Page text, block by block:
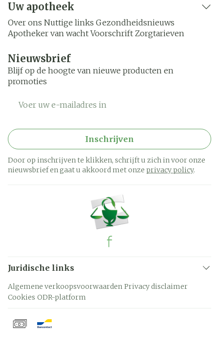
Uw apotheek
Over ons Nuttige links Gezondheidsnieuws
Apotheker van wacht Voorschrift Zorgtarieven
Nieuwsbrief
Blijf op de hoogte van nieuwe producten en
promoties
Inschrijven
Door op inschrijven te klikken, schrijft u zich in voor onze
nieuwsbrief en gaat u akkoord met onze privacy policy.
Juridische links
Algemene verkoopsvoorwaarden Privacy disclaimer
Cookies ODR-platform